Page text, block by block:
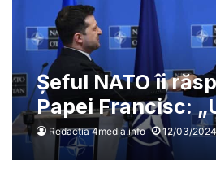
Șeful NATO îi
Papei Francisc:
nevoie de arme,
steaguri albe”
Redacția 4media.info 12/03/2024